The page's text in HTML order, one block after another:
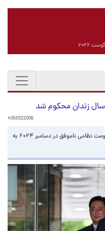
4050322006
رئیس جمهور سابق کره جنوبی به جرم اعلام حکومت نظامی ناموفق در دسامبر ۲۰۲۴ به